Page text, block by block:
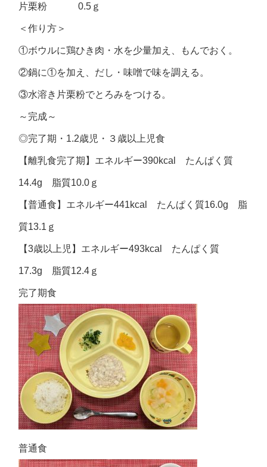
片栗粉 0.5ｇ
＜作り方＞
①ボウルに鶏ひき肉・水を少量加え、もんでおく。
②鍋に①を加え、だし・味噌で味を調える。
③水溶き片栗粉でとろみをつける。
～完成～
◎完了期・1.2歳児・３歳以上児食
【離乳食完了期】エネルギー390kcal たんぱく質
14.4g 脂質10.0ｇ
【普通食】エネルギー441kcal たんぱく質16.0g 脂
質13.1ｇ
【3歳以上児】エネルギー493kcal たんぱく質
17.3g 脂質12.4ｇ
完了期食
普通食